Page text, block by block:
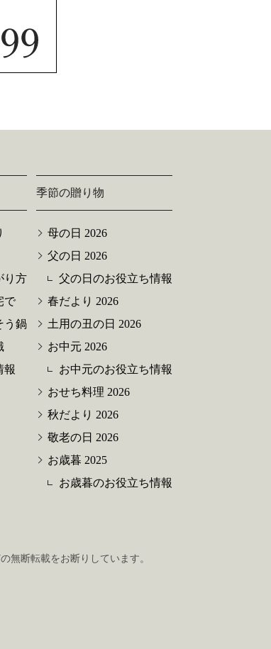
り方
で
う鍋
報
季節の贈り物
母の日 2026
父の日 2026
父の日のお役立ち情報
春だより 2026
土用の丑の日 2026
お中元 2026
お中元のお役立ち情報
おせち料理 2026
秋だより 2026
敬老の日 2026
お歳暮 2025
お歳暮のお役立ち情報
無断転載をお断りしています。